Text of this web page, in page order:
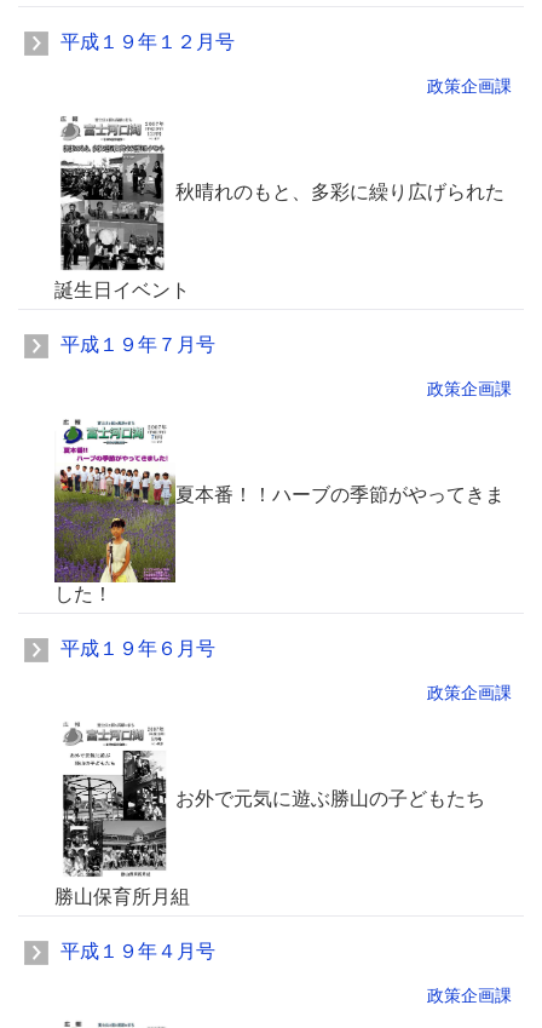
平成１９年１２月号
政策企画課
秋晴れのもと、多彩に繰り広げられた
誕生日イベント
平成１９年７月号
政策企画課
夏本番！！ハーブの季節がやってきま
した！
平成１９年６月号
政策企画課
お外で元気に遊ぶ勝山の子どもたち
勝山保育所月組
平成１９年４月号
政策企画課